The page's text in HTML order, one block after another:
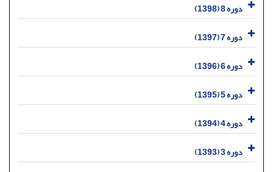
دوره 8 (1398)
دوره 7 (1397)
دوره 6 (1396)
دوره 5 (1395)
دوره 4 (1394)
دوره 3 (1393)